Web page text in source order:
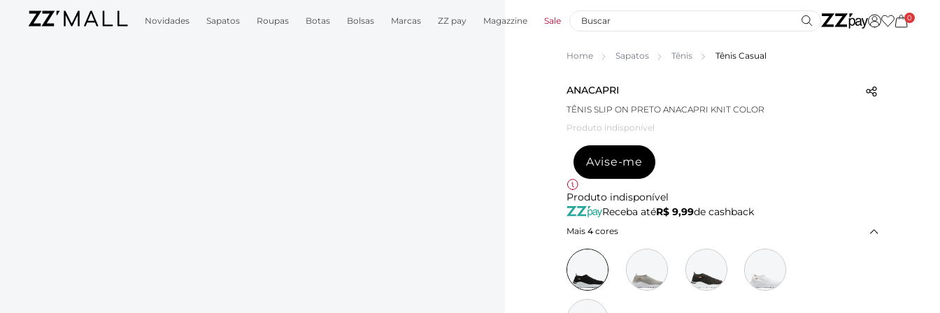
Novidades Sapatos Roupas Botas Bolsas Marcas ZZ pay Magazzine Sale 0
Home Sapatos Tênis Tênis Casual
ANACAPRI
TÊNIS SLIP ON PRETO ANACAPRI KNIT COLOR
Produto indisponível
Avise-me
Produto indisponível
Receba atéR$ 9,99de cashback
Mais 4 cores